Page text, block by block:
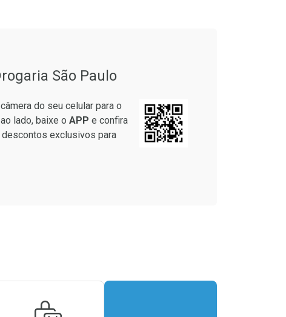
São Paulo
do seu celular para o
lado, baixe o APP e confira
exclusivos para